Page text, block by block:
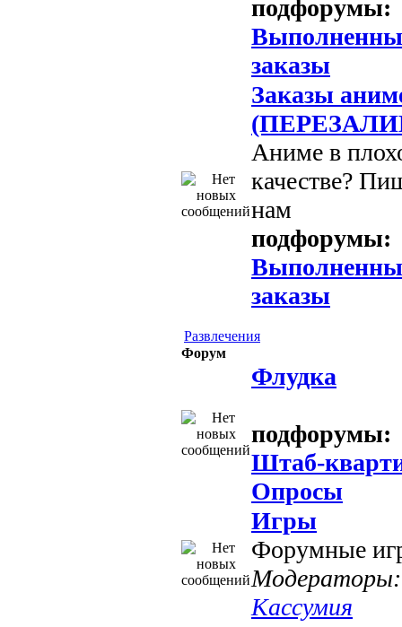
подфорумы:
заказы
Заказы
Аниме в
качестве?
нам
подфорумы:
заказы
Развлечения
Форум
Флудка
подфорумы:
Штаб-
Опросы
Игры
Форумные
Модераторы:
Кассумия